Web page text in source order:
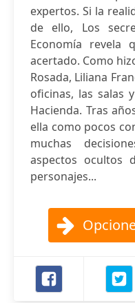
expertos. Si la
de ello, Los
Economía revela
acertado. Como
Rosada, Liliana
oficinas, las salas
Hacienda. Tras
ella como pocos
muchas
aspectos ocultos
personajes...